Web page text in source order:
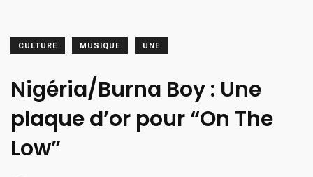
CULTURE MUSIQUE UNE
Nigéria/Burna Boy : Une
plaque d’or pour “On The
Low”